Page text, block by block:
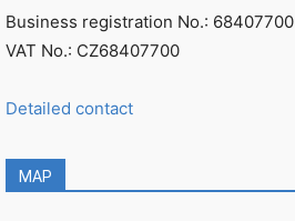
Business registration No.: 68407700
VAT No.: CZ68407700
Detailed contact
MAP